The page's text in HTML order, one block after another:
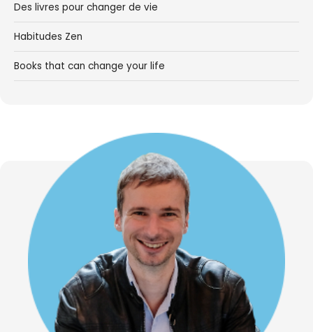
Des livres pour changer de vie
Habitudes Zen
Books that can change your life